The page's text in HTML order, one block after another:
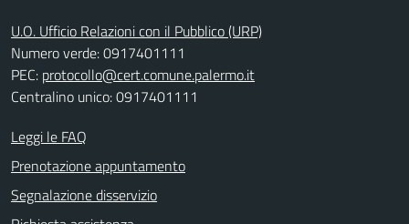
U.O. Ufficio Relazioni con il Pubblico (URP)
Numero verde: 0917401111
PEC: protocollo@cert.comune.palermo.it
Centralino unico: 0917401111
Leggi le FAQ
Prenotazione appuntamento
Segnalazione disservizio